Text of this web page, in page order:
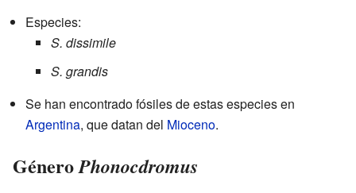
Especies:
S. dissimile
S. grandis
Se han encontrado fósiles de estas especies en
Argentina, que datan del Mioceno.
GéneroPhonocdromus